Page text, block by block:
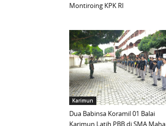
Montiroing KPK RI
Karimun
Dua Babinsa Koramil 01 Balai
Karimun Latih PBB di SMA Maha